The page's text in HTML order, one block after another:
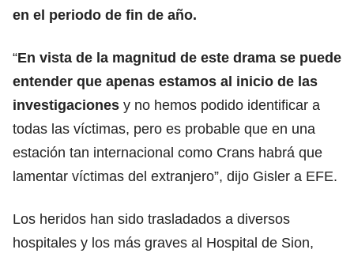
en el periodo de fin de año.
“En vista de la magnitud de este drama se puede
entender que apenas estamos al inicio de las
investigaciones y no hemos podido identificar a
todas las víctimas, pero es probable que en una
estación tan internacional como Crans habrá que
lamentar víctimas del extranjero”, dijo Gisler a EFE.
Los heridos han sido trasladados a diversos
hospitales y los más graves al Hospital de Sion,